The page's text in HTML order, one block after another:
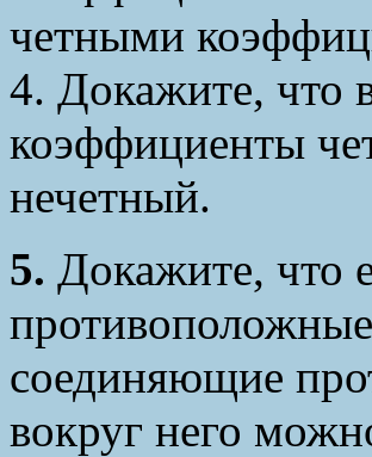
четными
4. Докажите, что
коэффициенты
нечетный.
5. Докажите, что
соединяющие
вокруг него